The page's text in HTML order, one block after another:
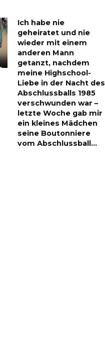
Ich habe nie
geheiratet und nie
wieder mit einem
anderen Mann
getanzt, nachdem
meine Highschool-
Liebe in der Nacht des
Abschlussballs 1985
verschwunden war –
letzte Woche gab mir
ein kleines Mädchen
seine Boutonniere
vom Abschlussball…